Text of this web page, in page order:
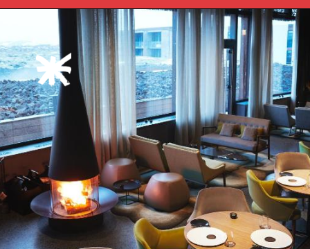
https://xtravel.com.br/roteiro-viagem-personalizado/